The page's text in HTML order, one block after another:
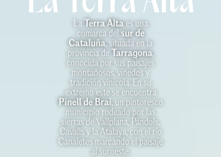
La Terra Altaes una
comarca del sur de
Cataluña, situada en la
provincia de
Tarragona,
conocida por sus paisajes
montañosos, viñedos y
tradición vinícola. En su
extremo este se encuentra
Pinell de Brai, un pintoresco
municipio rodeado por las
sierras de Vallplana, Pándols,
Cavalls y la Atalaya, con el río
Canaletes marcando el paisaje
al suroeste.